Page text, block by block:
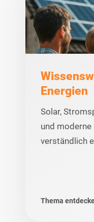
Energien
Solar,
und
verständlich
Thema